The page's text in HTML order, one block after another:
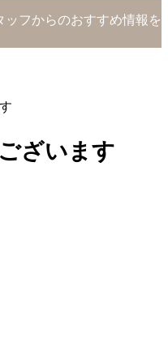
フからのおすすめ情報を
ざいます